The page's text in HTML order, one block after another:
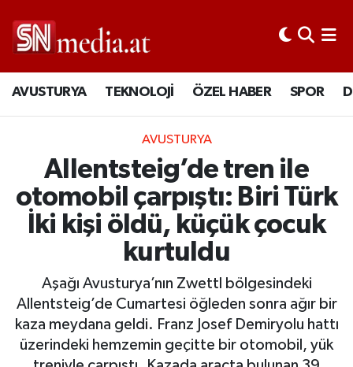
AVUSTURYA TEKNOLOJİ ÖZEL HABER SPOR
AVUSTURYA
Allentsteig’de tren ile
otomobil çarpıştı: Biri Türk
İki kişi öldü, küçük çocuk
kurtuldu
Aşağı Avusturya’nın Zwettl bölgesindeki
Allentsteig’de Cumartesi öğleden sonra ağır bir
kaza meydana geldi. Franz Josef Demiryolu hattı
üzerindeki hemzemin geçitte bir otomobil, yük